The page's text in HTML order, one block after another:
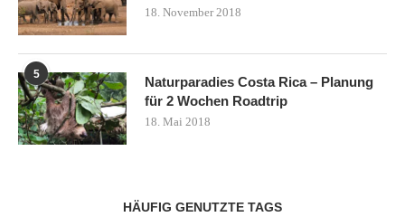
18. November 2018
5
Naturparadies Costa Rica – Planung
für 2 Wochen Roadtrip
18. Mai 2018
HÄUFIG GENUTZTE TAGS